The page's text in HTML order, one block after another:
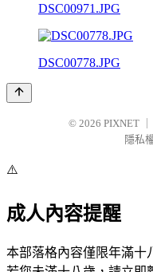
DSC00971.JPG
DSC00778.JPG
© 2026 PIXNET
隱私
⚠️
成人內容提醒
本部落格內容僅限年滿十